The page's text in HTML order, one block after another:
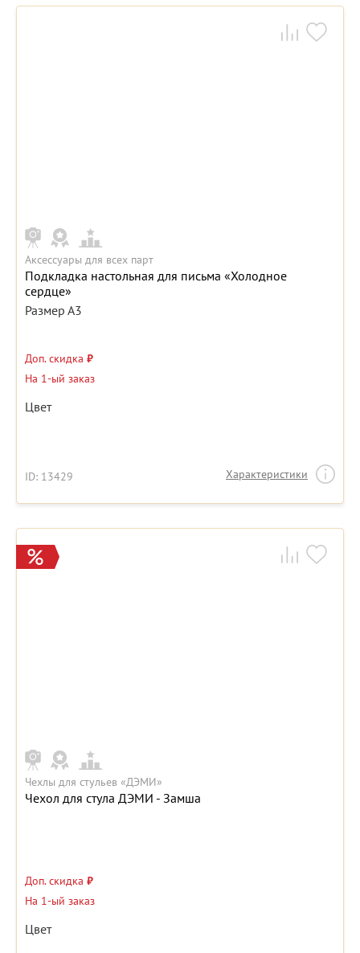
Аксессуары для всех парт
Подкладка настольная для письма «Холодное
сердце»
Размер А3
Доп. скидка ₽
На 1-ый заказ
Цвет
ID: 13429 Характеристики
Чехлы для стульев «ДЭМИ»
Чехол для стула ДЭМИ - Замша
Доп. скидка ₽
На 1-ый заказ
Цвет